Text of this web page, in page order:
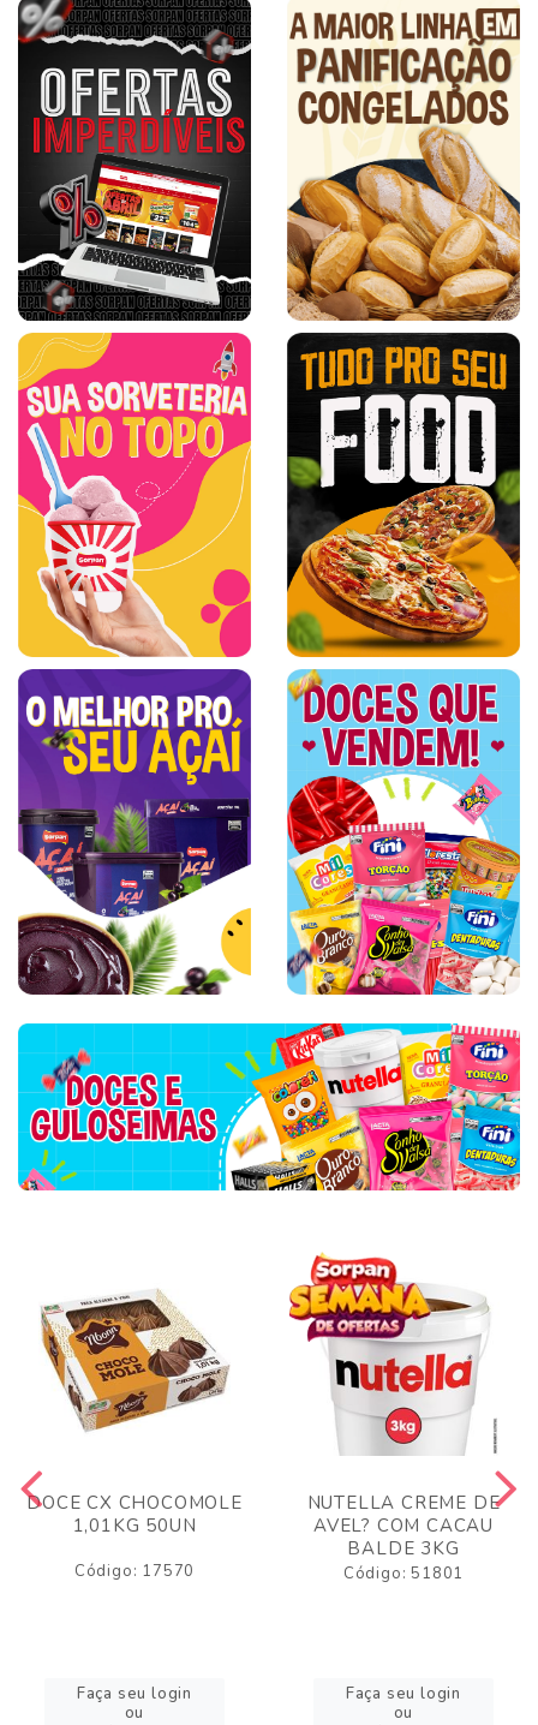
DOCE CX CHOCOMOLE
1,01KG 50UN
Código: 17570
Faça seu login
ou
NUTELLA CREME DE
AVEL? COM CACAU
BALDE 3KG
Código: 51801
Faça seu login
ou